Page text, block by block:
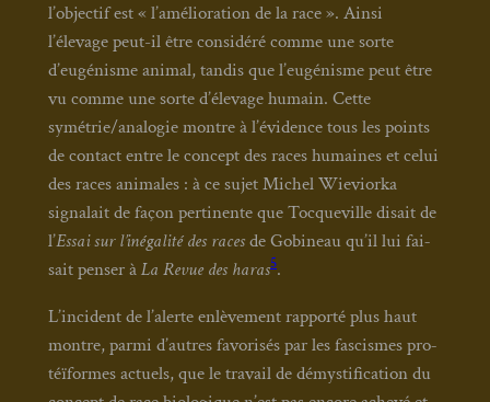
l’objectif est « l’amélioration de la race ». Ain­si
l’élevage peut-il être consi­dé­ré comme une sorte
d’eugénisme ani­mal, tan­dis que l’eugénisme peut être
vu comme une sorte d’élevage humain. Cette
symétrie/analogie montre à l’évidence tous les points
de contact entre le concept des races humaines et celui
des races ani­males : à ce sujet Michel Wie­vior­ka
signa­lait de façon per­ti­nente que Toc­que­ville disait de
l’Essai sur l’inégalité des racesde Gobi­neau qu’il lui fai­
sait pen­ser àLa Revue des haras5.
L’incident de l’alerte enlè­ve­ment rap­por­té plus haut
montre, par­mi d’autres favo­ri­sés par les fas­cismes pro­
téï­formes actuels, que le tra­vail de démys­ti­fi­ca­tion du